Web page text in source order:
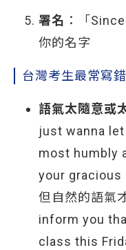
署名 ：「
你的名字
台灣考生最常寫
語氣太隨意或
just wanna
most humbly
your gracious
但自然的語氣
inform you
class this